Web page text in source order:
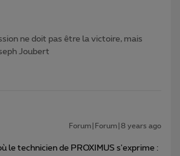
ne doit pas être la victoire, mais
Joubert
Forum|Forum|8 years ago
le technicien de PROXIMUS s'exprime :